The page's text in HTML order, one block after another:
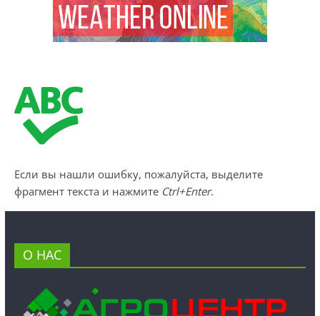
Если вы нашли ошибку, пожалуйста, выделите
фрагмент текста и нажмите Ctrl+Enter.
О НАС